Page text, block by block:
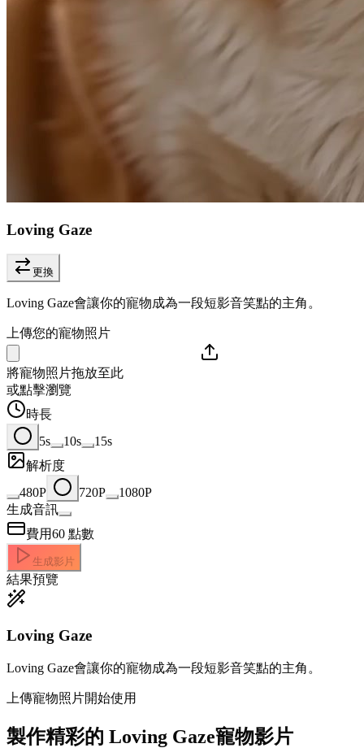
Loving Gaze
更換
Loving Gaze會讓你的寵物成為一段短影音笑點的主角。
上傳您的寵物照片
將寵物照片拖放至此
或點擊瀏覽
時長
5s
10s
15s
解析度
480P
720P
1080P
生成音訊
費用60 點數
生成影片
結果預覽
Loving Gaze
Loving Gaze會讓你的寵物成為一段短影音笑點的主角。
上傳寵物照片開始使用
製作精彩的 Loving Gaze寵物影片